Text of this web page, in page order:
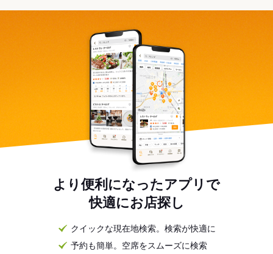
より便利になったアプリで
快適にお店探し
クイックな現在地検索。検索が快適に
予約も簡単。空席をスムーズに検索